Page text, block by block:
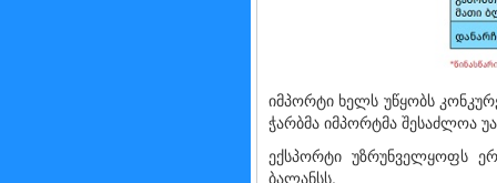
იმპორტი ხელს უწყობს
ჭარბმა იმპორტმა შესაძლოა
ექსპორტი უზრუნველყოფს
ბალანსს.